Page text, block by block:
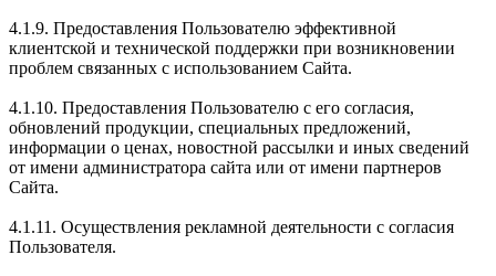
4.1.9. Предоставления Пользователю эффективной
клиентской и технической поддержки при возникновении
проблем связанных с использованием Сайта.
4.1.10. Предоставления Пользователю с его согласия,
обновлений продукции, специальных предложений,
информации о ценах, новостной рассылки и иных сведений
от имени администратора сайта или от имени партнеров
Сайта.
4.1.11. Осуществления рекламной деятельности с согласия
Пользователя.